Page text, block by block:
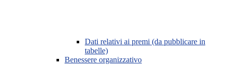
Dati relativi ai premi (da pubblicare in
tabelle)
Benessere organizzativo